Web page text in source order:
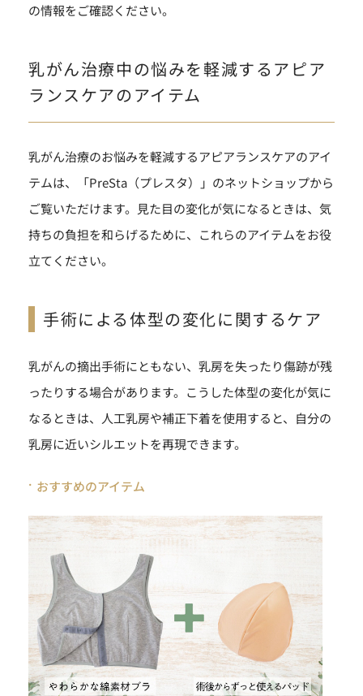
の情報をご確認ください。
乳がん治療中の悩みを軽減するアピア
ランスケアのアイテム
乳がん治療のお悩みを軽減するアピアランスケアのアイ
テムは、「PreSta（プレスタ）」のネットショップから
ご覧いただけます。見た目の変化が気になるときは、気
持ちの負担を和らげるために、これらのアイテムをお役
立てください。
手術による体型の変化に関するケア
乳がんの摘出手術にともない、乳房を失ったり傷跡が残
ったりする場合があります。こうした体型の変化が気に
なるときは、人工乳房や補正下着を使用すると、自分の
乳房に近いシルエットを再現できます。
おすすめのアイテム